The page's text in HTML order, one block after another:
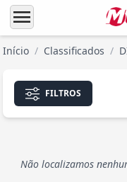
menu
Início / Classificados /
FILTROS
Não localizamos